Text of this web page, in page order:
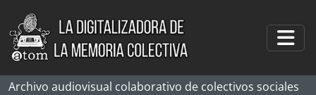
Skip to main content
Archivo audiovisual colaborativo de colectivos sociales